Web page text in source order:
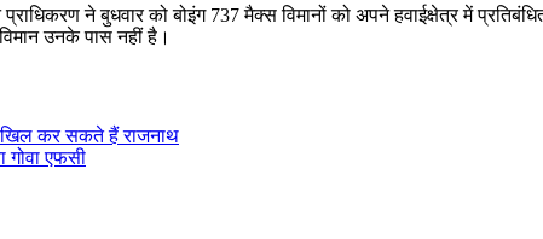
ने बुधवार को बोइंग 737 मैक्स विमानों को अपने हवाईक्षेत्र में
उनके पास नहीं है।
कर सकते हैं राजनाथ
एफसी